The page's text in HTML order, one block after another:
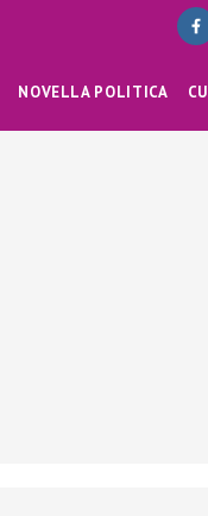
NOVELLA POLITICA